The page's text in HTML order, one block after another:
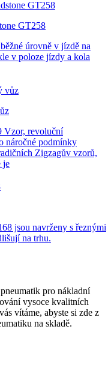
GT258
úrovně v jízdě na
v poloze jízdy a kola
Vzor, revoluční
náročné podmínky
Zigzagův vzorů,
je
jsou navrženy s řeznými
na trhu.
pro nákladní
vysoce kvalitních
vítáme, abyste si zde z
na skladě.